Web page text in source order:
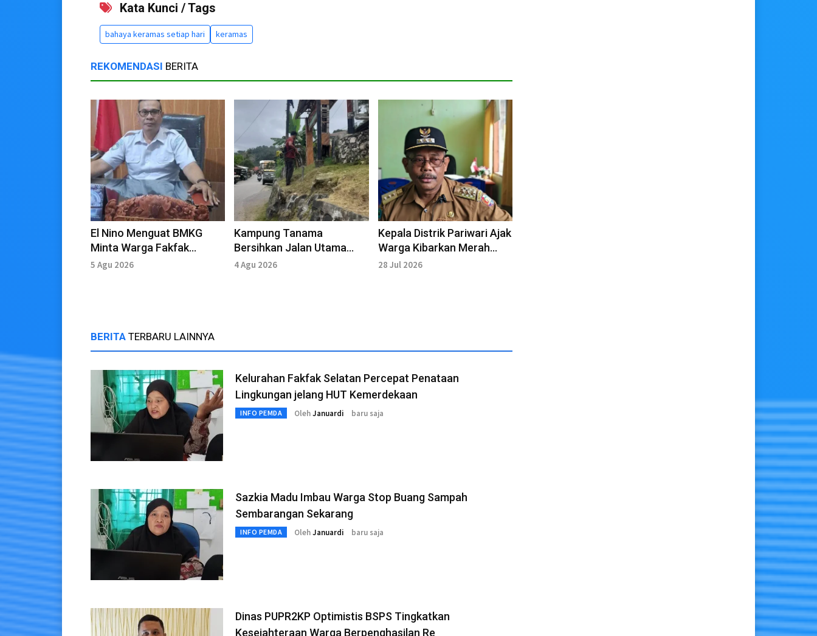
Kata Kunci / Tags
bahaya keramas setiap hari keramas
REKOMENDASI BERITA
El Nino Menguat BMKG
Minta Warga Fakfak
Tingkatkan Kewaspadaan
5 Agu 2026
Kampung Tanama
Bersihkan Jalan Utama
Sambut HUT Kemerdekaan
4 Agu 2026
Kepala Distrik Pariwari Ajak
Warga Kibarkan Merah
Putih Mulai Satu Agustus
28 Jul 2026
BERITA TERBARU LAINNYA
Kelurahan Fakfak Selatan Percepat Penataan
Lingkungan jelang HUT Kemerdekaan
INFO PEMDA OlehJanuardi baru saja
Sazkia Madu Imbau Warga Stop Buang Sampah
Sembarangan Sekarang
INFO PEMDA OlehJanuardi baru saja
Dinas PUPR2KP Optimistis BSPS Tingkatkan
Kesejahteraan Warga Berpenghasilan Re